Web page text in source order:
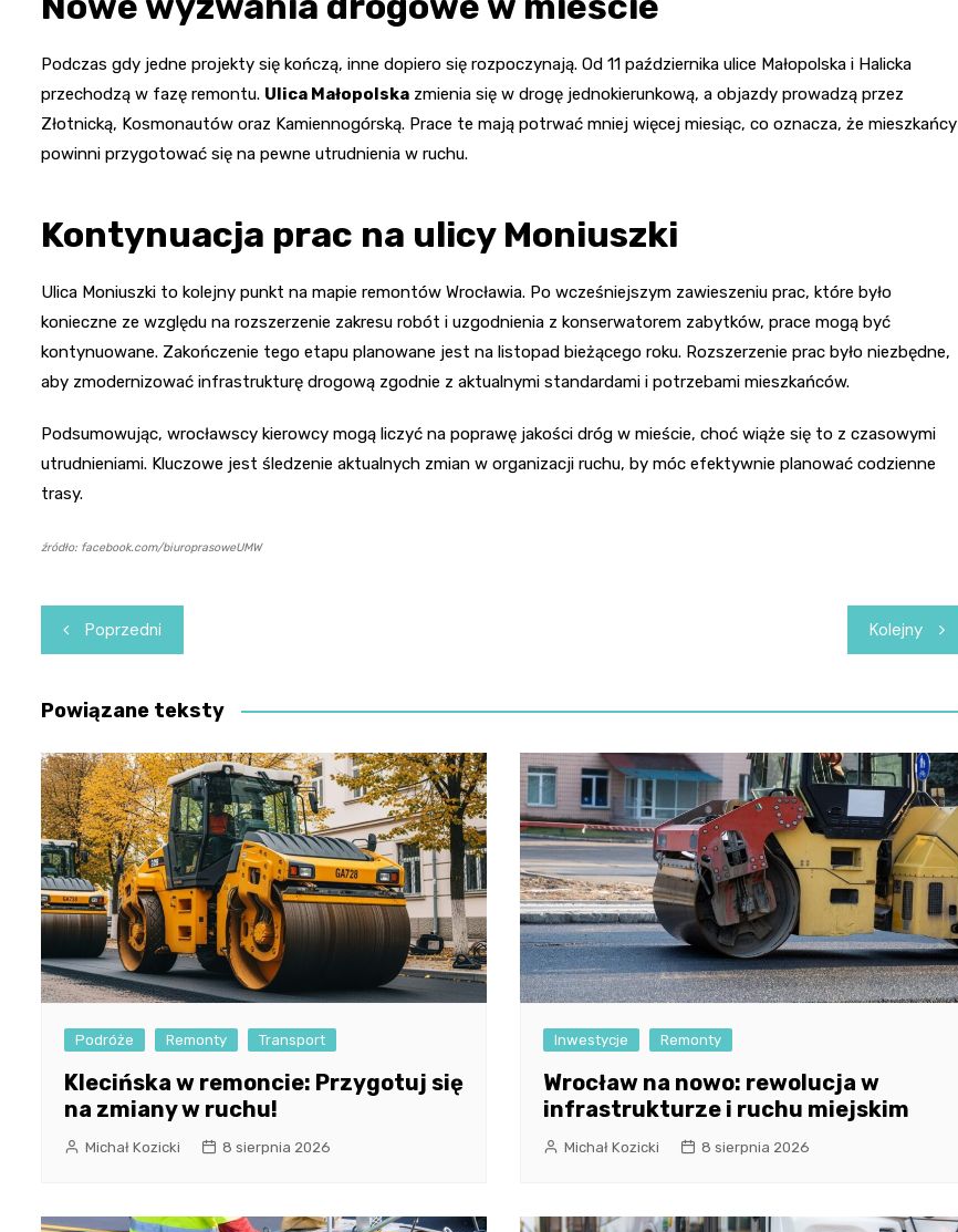
Podczas gdy jedne projekty się kończą, inne dopiero się rozpoczynają. Od 11 października ulice Małopolska i Halicka
przechodzą w fazę remontu. Ulica Małopolska zmienia się w drogę jednokierunkową, a objazdy prowadzą przez
Złotnicką, Kosmonautów oraz Kamiennogórską. Prace te mają potrwać mniej więcej miesiąc, co oznacza, że mieszkańcy
powinni przygotować się na pewne utrudnienia w ruchu.
Kontynuacja prac na ulicy Moniuszki
Ulica Moniuszki to kolejny punkt na mapie remontów Wrocławia. Po wcześniejszym zawieszeniu prac, które było
konieczne ze względu na rozszerzenie zakresu robót i uzgodnienia z konserwatorem zabytków, prace mogą być
kontynuowane. Zakończenie tego etapu planowane jest na listopad bieżącego roku. Rozszerzenie prac było niezbędne,
aby zmodernizować infrastrukturę drogową zgodnie z aktualnymi standardami i potrzebami mieszkańców.
Podsumowując, wrocławscy kierowcy mogą liczyć na poprawę jakości dróg w mieście, choć wiąże się to z czasowymi
utrudnieniami. Kluczowe jest śledzenie aktualnych zmian w organizacji ruchu, by móc efektywnie planować codzienne
trasy.
źródło: facebook.com/biuroprasoweUMW
Nawigacja
wpisu
Poprzedni Kolejny
Powiązane teksty
Podróże Remonty Transport
Klecińska w remoncie: Przygotuj się
na zmiany w ruchu!
Michał Kozicki 8 sierpnia 2026
Inwestycje Remonty
Wrocław na nowo: rewolucja w
infrastrukturze i ruchu miejskim
Michał Kozicki 8 sierpnia 2026